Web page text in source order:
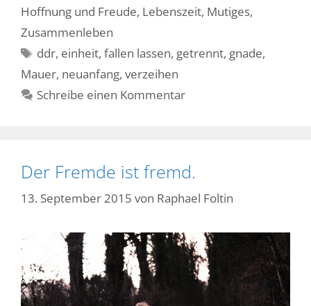
Hoffnung und Freude, Lebenszeit, Mutiges,
Zusammenleben
Schlagwörter
ddr, einheit,fallen lassen, getrennt, gnade,
Mauer, neuanfang, verzeihen
Schreibe einen Kommentar
Der Fremde ist fremd.
13. September 2015 von Raphael Foltin